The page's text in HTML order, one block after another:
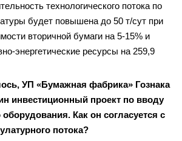
технологического потока по
будет повышена до 50 т/сут при
вторичной бумаги на 5-15% и
энергетические ресурсы на 259,9
УП «Бумажная фабрика» Гознака
инвестиционный проект по вводу
оборудования. Как он согласуется с
потока?